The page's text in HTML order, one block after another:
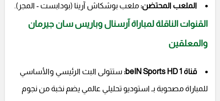
الملعب المحتضن:ملعب بوشكاش آرينا (بودابست - المجر).
القنوات الناقلة لمباراة آرسنال وباريس سان جيرمان
والمعلقين
قناة beIN Sports HD 1: ستتولى البث الرئيسي والأساسي
للمباراة مصحوبة بـ استوديو تحليلي عالمي يضم نخبة من نجوم